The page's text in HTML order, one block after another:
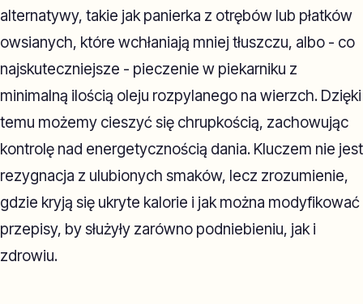
alternatywy, takie jak panierka z otrębów lub płatków
owsianych, które wchłaniają mniej tłuszczu, albo - co
najskuteczniejsze - pieczenie w piekarniku z
minimalną ilością oleju rozpylanego na wierzch. Dzięki
temu możemy cieszyć się chrupkością, zachowując
kontrolę nad energetycznością dania. Kluczem nie jest
rezygnacja z ulubionych smaków, lecz zrozumienie,
gdzie kryją się ukryte kalorie i jak można modyfikować
przepisy, by służyły zarówno podniebieniu, jak i
zdrowiu.